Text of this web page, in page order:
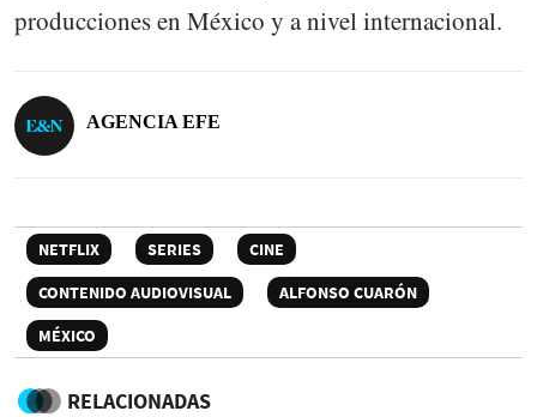
producciones en México y a nivel internacional.
AGENCIA EFE
NETFLIX SERIES
CINE
CONTENIDO AUDIOVISUAL
ALFONSO CUARÓN
MÉXICO
RELACIONADAS